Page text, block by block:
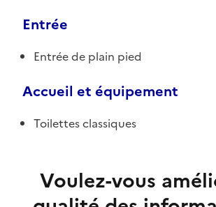
Entrée
Entrée de plain pied
Accueil et équipement
Toilettes classiques
Voulez-vous